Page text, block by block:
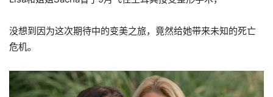
没想到因为这次期待中的变美之旅，竟然给她带来未知的死亡
危机。